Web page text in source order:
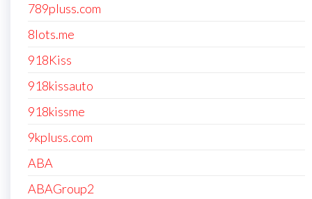
789pluss.com
8lots.me
918Kiss
918kissauto
918kissme
9kpluss.com
ABA
ABAGroup2